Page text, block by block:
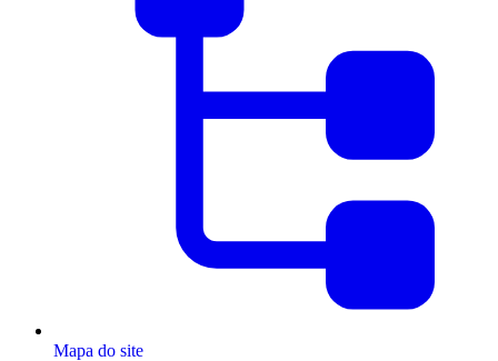
Mapa do site